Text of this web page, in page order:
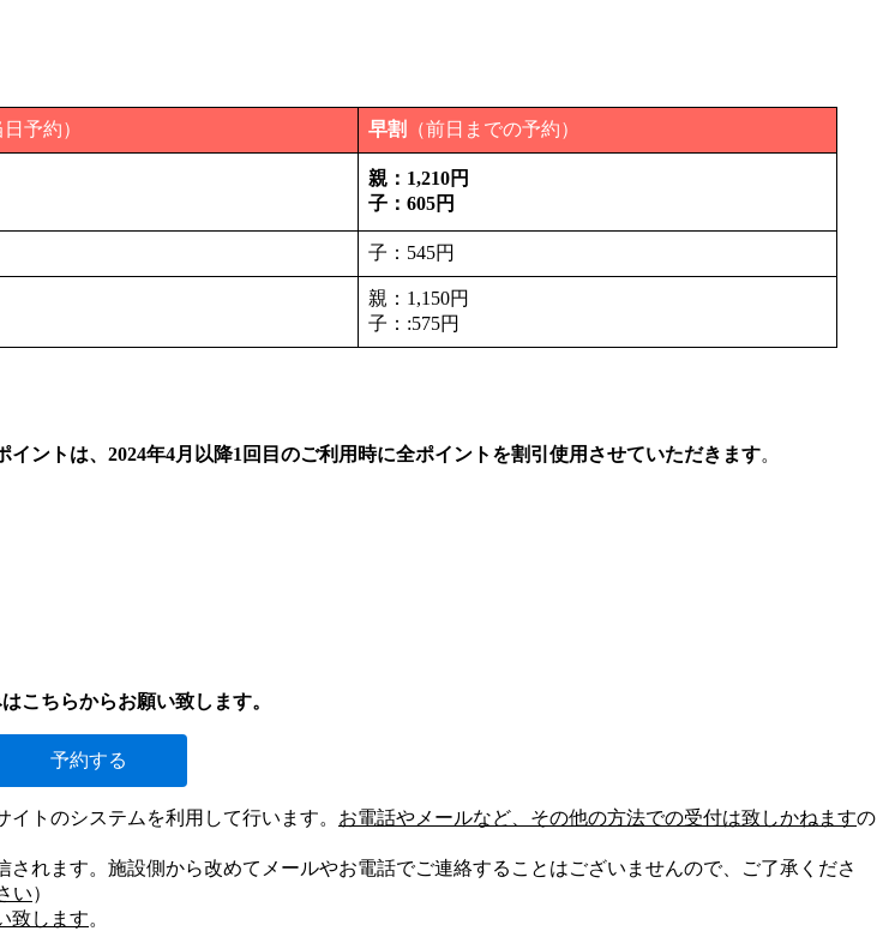
日予約） 早割 （前日までの予約）
親：1,210円
子：605円
子：545円
親：1,150円
子：:575円
イントは、2024年4月以降1回目のご利用時に全ポイントを割引使用させていただきます。
こちらからお願い致します。
予約する
トのシステムを利用して行います。 お電話やメールなど、その他の方法での受付は致しかねますの
れます。施設側から改めてメールやお電話でご連絡することはございませんので、ご了承くださ
い）
致します。